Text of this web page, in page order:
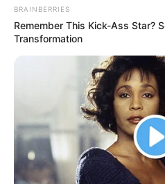
Se espera llegada de
escombros
BRAINBERRIES
Remember This Kick-Ass Star?
Transformation